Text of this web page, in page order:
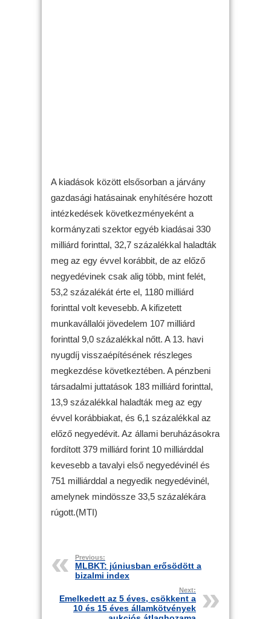
A kiadások között elsősorban a járvány
gazdasági hatásainak enyhítésére hozott
intézkedések következményeként a
kormányzati szektor egyéb kiadásai 330
milliárd forinttal, 32,7 százalékkal haladták
meg az egy évvel korábbit, de az előző
negyedévinek csak alig több, mint felét,
53,2 százalékát érte el, 1180 milliárd
forinttal volt kevesebb. A kifizetett
munkavállalói jövedelem 107 milliárd
forinttal 9,0 százalékkal nőtt. A 13. havi
nyugdíj visszaépítésének részleges
megkezdése következtében. A pénzbeni
társadalmi juttatások 183 milliárd forinttal,
13,9 százalékkal haladták meg az egy
évvel korábbiakat, és 6,1 százalékkal az
előző negyedévit. Az állami beruházásokra
fordított 379 milliárd forint 10 milliárddal
kevesebb a tavalyi első negyedévinél és
751 milliárddal a negyedik negyedévinél,
amelynek mindössze 33,5 százalékára
rúgott.(MTI)
Previous:
MLBKT: júniusban erősödött a
bizalmi index
Next:
Emelkedett az 5 éves, csökkent a
10 és 15 éves államkötvények